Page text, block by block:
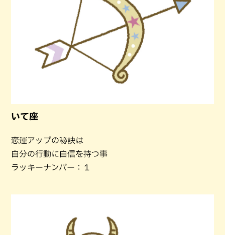
いて座
恋運アップの秘訣は
自分の行動に自信を持つ事
ラッキーナンバー：１